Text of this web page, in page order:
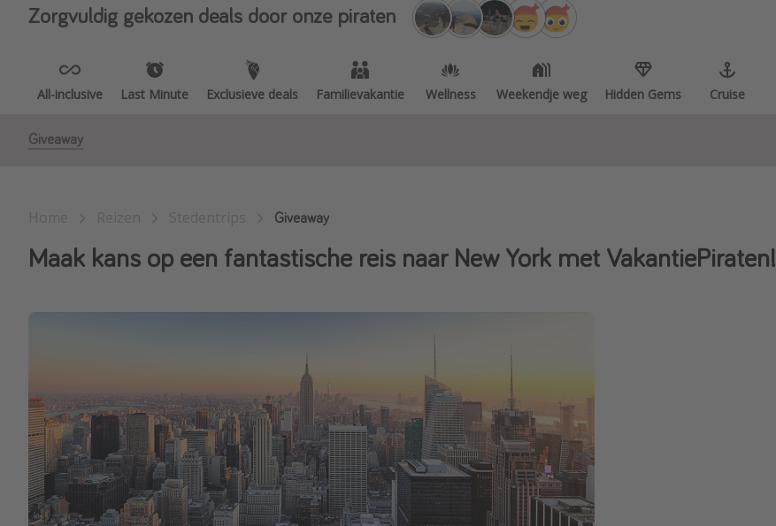
Zorgvuldig gekozen deals door onze piraten
All-inclusive Last Minute Exclusieve deals Familievakantie Wellness Weekendje weg Hidden Gems Cruise
Giveaway
Giveaway
Maak kans op een fantastische reis naar New York met VakantiePiraten!